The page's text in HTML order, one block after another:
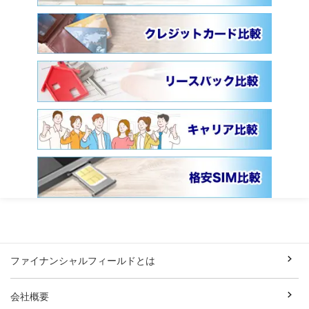
ファイナンシャルフィールドとは
会社概要